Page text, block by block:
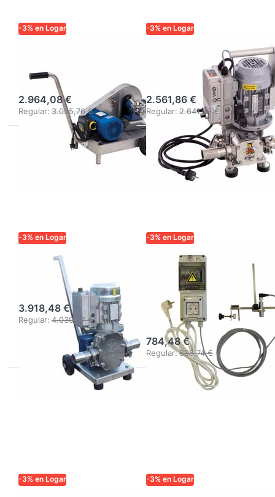
-3% en Logar
Major 60, 400 V
2.964,08 €
Regular: 3.055,76 €
-3% en Logar
Bomba de miel
2.561,86 €
Regular: 2.641,09 €
-3% en Logar
LOGAR TRADE
Bomba de miel
3.918,48 €
Regular: 4.039,67 €
-3% en Logar
LOGAR TRADE
Controlador de
bomba 230V
con sensor
ultrasónico
784,48 €
Regular:808,74 €
-3% en Logar -3% en Logar